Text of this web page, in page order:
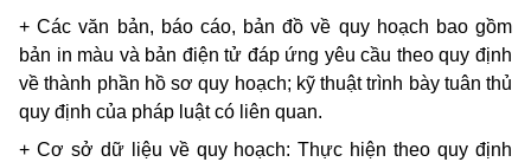
+ Các văn bản, báo cáo, bản đồ về quy hoạch bao gồm
bản in màu và bản điện tử đáp ứng yêu cầu theo quy định
về thành phần hồ sơ quy hoạch; kỹ thuật trình bày tuân thủ
quy định của pháp luật có liên quan.
+ Cơ sở dữ liệu về quy hoạch: Thực hiện theo quy định